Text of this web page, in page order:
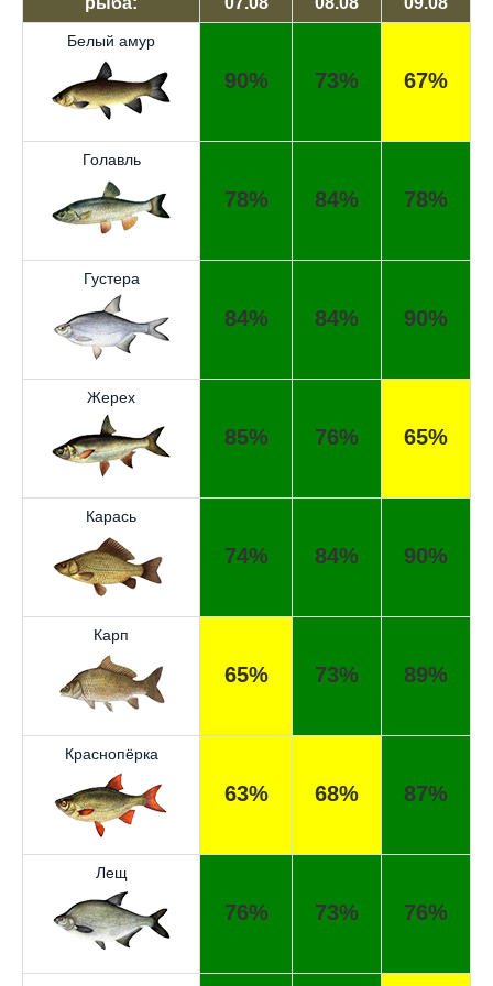
Белый амур
90% 73% 67%
Голавль
78% 84% 78%
Густера
84% 84% 90%
Жерех
85% 76% 65%
Карась
74% 84% 90%
Карп
65% 73% 89%
Краснопёрка
63% 68% 87%
Лещ
76% 73% 76%